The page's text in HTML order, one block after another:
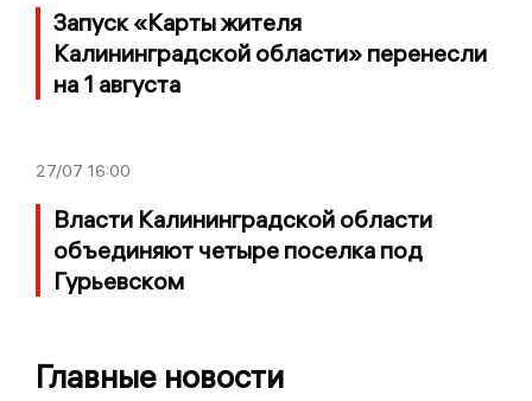
Запуск «Карты жителя
Калининградской области» перенесли
на 1 августа
27/07 16:00
Власти Калининградской области
объединяют четыре поселка под
Гурьевском
Главные новости